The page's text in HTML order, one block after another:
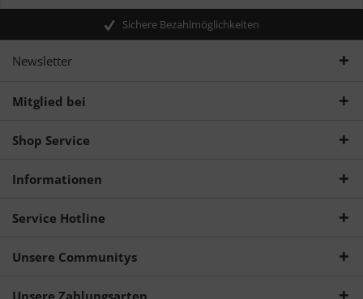
Sichere Bezahlmöglichkeiten
Newsletter
Mitglied bei
Shop Service
Informationen
Service Hotline
Unsere Communitys
Unsere Zahlungsarten